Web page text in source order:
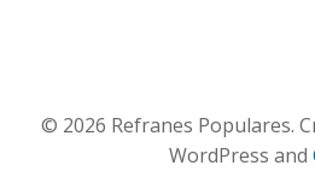
© 2026 Refranes Populares.
WordPress and